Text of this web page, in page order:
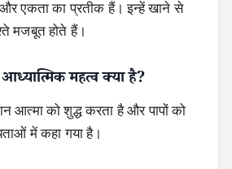
एकता का प्रतीक हैं। इन्हें खाने से
मजबूत होते हैं।
महत्व क्या है?
आत्मा को शुद्ध करता है और पापों को
में कहा गया है।